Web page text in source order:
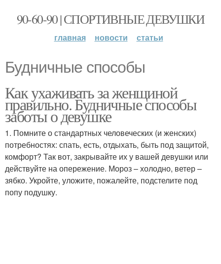
90-60-90 | СПОРТИВНЫЕ ДЕВУШКИ
главная новости статьи
Будничные способы
Как ухаживать за женщиной
правильно. Будничные способы
заботы о девушке
1. Помните о стандартных человеческих (и женских)
потребностях: спать, есть, отдыхать, быть под защитой,
комфорт? Так вот, закрывайте их у вашей девушки или
действуйте на опережение. Мороз – холодно, ветер –
зябко. Укройте, уложите, пожалейте, подстелите под
попу подушку.